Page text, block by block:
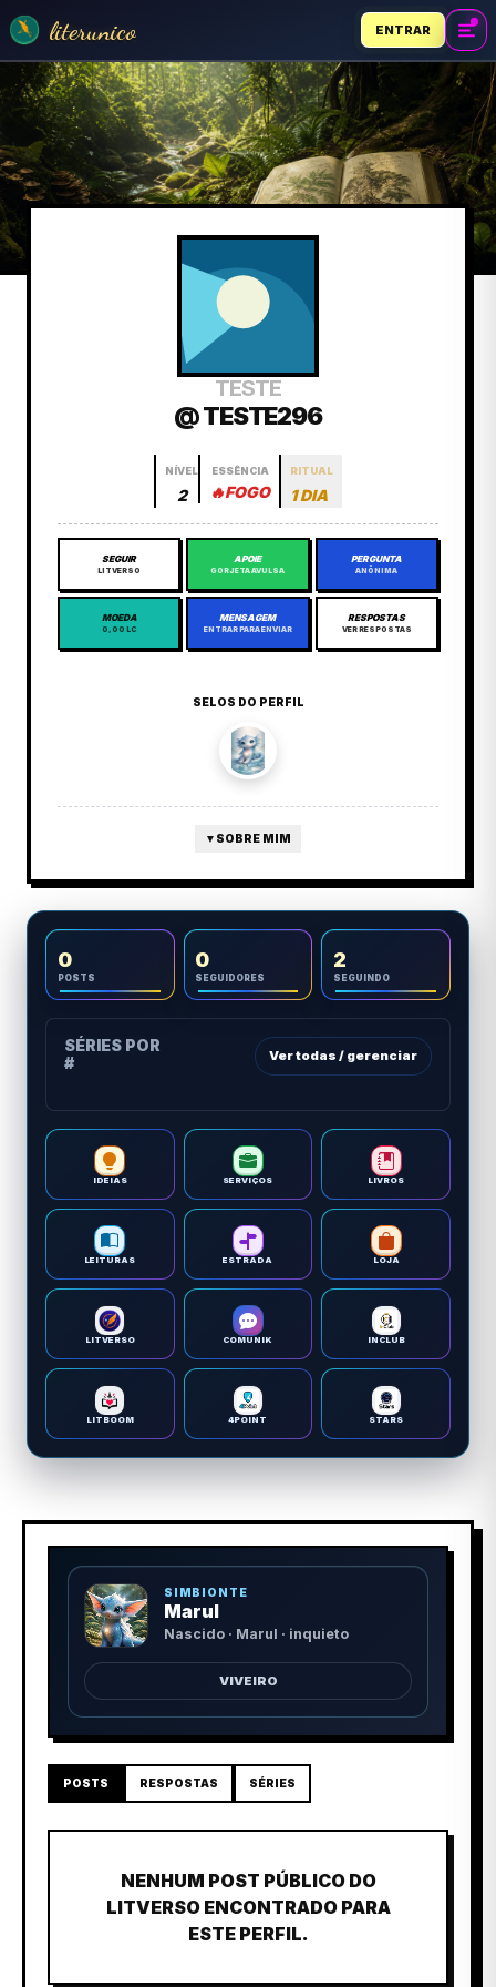
literunico ENTRAR
TESTE
@ TESTE296
NÍVEL
2
ESSÊNCIA
🔥FOGO
RITUAL
1 DIA
SEGUIR
LITVERSO
APOIE
GORJETA AVULSA
PERGUNTA
ANÔNIMA
MOEDA
0,00 LC
MENSAGEM
ENTRAR PARA ENVIAR
RESPOSTAS
VER RESPOSTAS
SELOS DO PERFIL
▼ SOBRE MIM
0
POSTS
0
SEGUIDORES
2
SEGUINDO
SÉRIES POR
#
Ver todas / gerenciar
IDEIAS SERVIÇOS LIVROS
LEITURAS ESTRADA LOJA
LITVERSO COMUNIK INCLUB
LITBOOM 4POINT STARS
SIMBIONTE
Marul
Nascido · Marul · inquieto
VIVEIRO
POSTS RESPOSTAS SÉRIES
NENHUM POST PÚBLICO DO
LITVERSO ENCONTRADO PARA
ESTE PERFIL.